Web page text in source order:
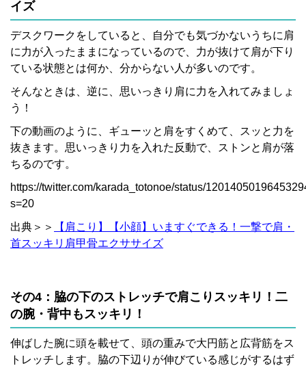
イズ
デスクワークをしていると、自分でも気づかないうちに肩
に力が入ったままになっているので、力が抜けて肩が下り
ている状態とは何か、分からない人が多いのです。
そんなときは、逆に、思いっきり肩に力を入れてみましょ
う！
下の動画のように、ギューッと肩をすくめて、スッと力を
抜きます。思いっきり力を入れた反動で、ストンと肩が落
ちるのです。
https://twitter.com/karada_totonoe/status/
s=20
出典＞＞
【肩こり】【小顔】いますぐできる！一撃で肩・
首スッキリ肩甲骨エクササイズ
その4：脇の下のストレッチで肩こりスッキリ！二
の腕・背中もスッキリ！
伸ばした腕に頭を載せて、頭の重みで大円筋と広背筋をス
トレッチします。脇の下辺りが伸びている感じがするはず